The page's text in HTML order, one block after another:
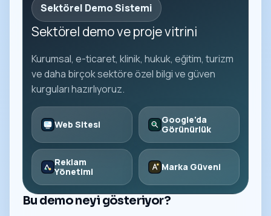
Sektörel Demo Sistemi
Sektörel demo ve proje vitrini
Kurumsal, e-ticaret, klinik, hukuk, eğitim, turizm
ve daha birçok sektöre özel bilgi ve güven
kurguları hazırlıyoruz.
Web Sitesi
Google'da
Görünürlük
Reklam
Yönetimi
Marka Güveni
Bu demo neyi gösteriyor?